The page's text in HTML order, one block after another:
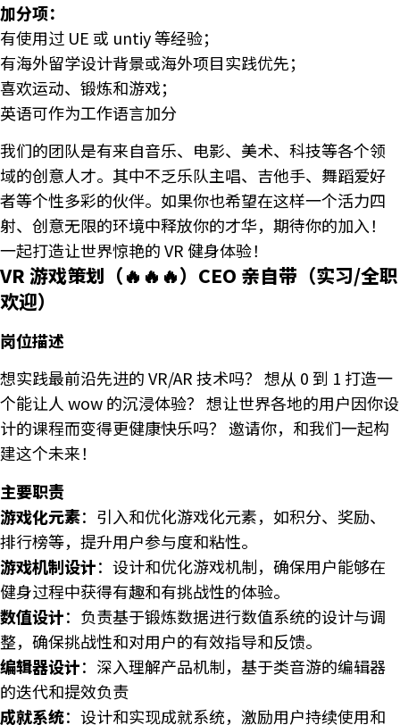
加分项：
有使用过 UE 或 untiy 等经验；
有海外留学设计背景或海外项目实践优先；
喜欢运动、锻炼和游戏；
英语可作为工作语言加分
我们的团队是有来自音乐、电影、美术、科技等各个领
域的创意人才。其中不乏乐队主唱、吉他手、舞蹈爱好
者等个性多彩的伙伴。如果你也希望在这样一个活力四
射、创意无限的环境中释放你的才华，期待你的加入！
一起打造让世界惊艳的 VR 健身体验！
VR 游戏策划（🔥🔥🔥）CEO 亲自带（实习/全职
欢迎）
岗位描述
想实践最前沿先进的 VR/AR 技术吗？ 想从 0 到 1 打造一
个能让人 wow 的沉浸体验？ 想让世界各地的用户因你设
计的课程而变得更健康快乐吗？ 邀请你，和我们一起构
建这个未来！
主要职责
游戏化元素：引入和优化游戏化元素，如积分、奖励、
排行榜等，提升用户参与度和粘性。
游戏机制设计：设计和优化游戏机制，确保用户能够在
健身过程中获得有趣和有挑战性的体验。
数值设计：负责基于锻炼数据进行数值系统的设计与调
整，确保挑战性和对用户的有效指导和反馈。
编辑器设计：深入理解产品机制，基于类音游的编辑器
的迭代和提效负责
成就系统：设计和实现成就系统，激励用户持续使用和